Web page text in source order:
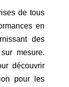
de tous
en
des
mesure.
découvrir
pour les